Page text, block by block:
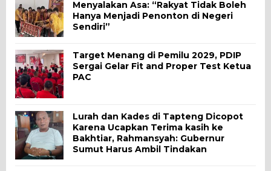
Menyalakan Asa: “Rakyat Tidak Boleh
Hanya Menjadi Penonton di Negeri
Sendiri”
Target Menang di Pemilu 2029, PDIP
Sergai Gelar Fit and Proper Test Ketua
PAC
Lurah dan Kades di Tapteng Dicopot
Karena Ucapkan Terima kasih ke
Bakhtiar, Rahmansyah: Gubernur
Sumut Harus Ambil Tindakan